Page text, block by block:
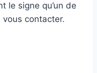
le signe qu’un de
contacter.